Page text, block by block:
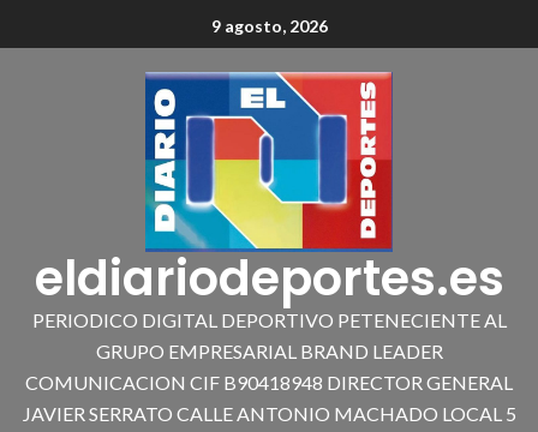
9 agosto, 2026
eldiariodeportes.es
PERIODICO DIGITAL DEPORTIVO PETENECIENTE AL
GRUPO EMPRESARIAL BRAND LEADER
COMUNICACION CIF B90418948 DIRECTOR GENERAL
JAVIER SERRATO CALLE ANTONIO MACHADO LOCAL 5